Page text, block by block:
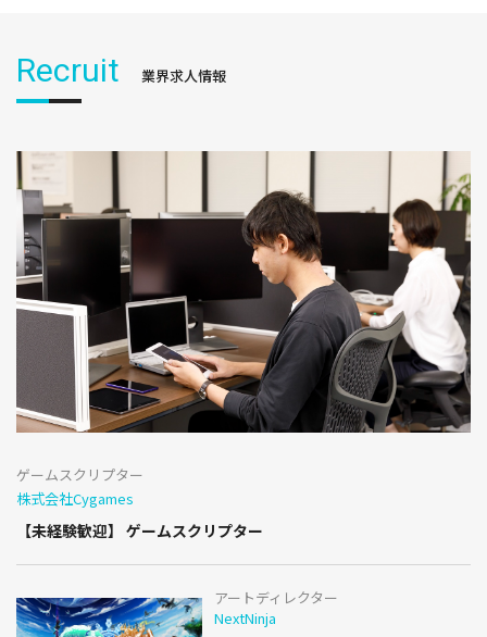
Recruit 業界求人情報
ゲームスクリプター
株式会社Cygames
【未経験歓迎】 ゲームスクリプター
アートディレクター
NextNinja